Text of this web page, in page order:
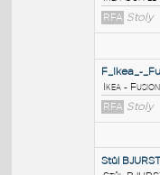
Ikea
RFA
Ikea